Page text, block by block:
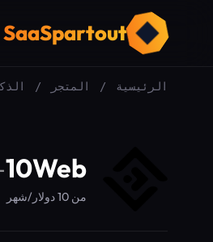
SaaSpartout
الرئيسية / المتجر /
10Web
من 10 دولار/شهر